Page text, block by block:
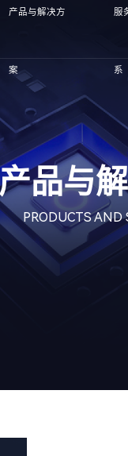
产品与解决方
案
服
系
品与
PRODUCTS